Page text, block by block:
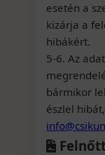
esetén a
kizárja a
hibákért.
5-6. Az
bármikor
észlel